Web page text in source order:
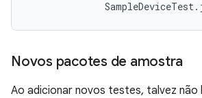
Novos pacotes de amostra
Ao adicionar novos testes, talvez não